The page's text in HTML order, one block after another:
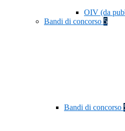
OIV (da
Bandi di concorso 5
Bandi di concorso